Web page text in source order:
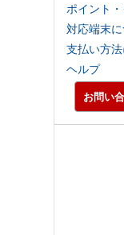
ポイント
対応端末
支払い方
ヘルプ
お問い